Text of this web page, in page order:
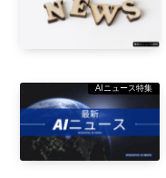
AIニュース特集